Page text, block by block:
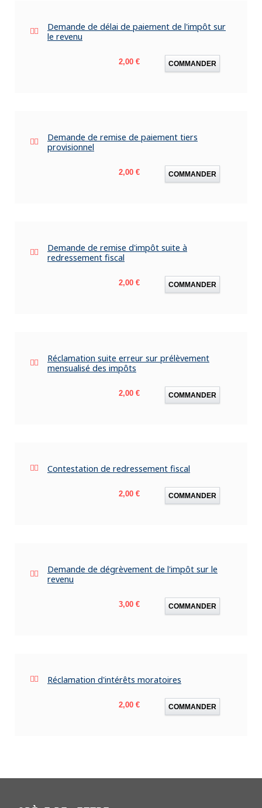
Demande de délai de paiement de l'impôt sur
le revenu
Prix
2,00 € COMMANDER
Demande de remise de paiement tiers
provisionnel
Prix
2,00 € COMMANDER
Demande de remise d'impôt suite à
redressement fiscal
Prix
2,00 € COMMANDER
Réclamation suite erreur sur prélèvement
mensualisé des impôts
Prix
2,00 € COMMANDER
Contestation de redressement fiscal
Prix
2,00 € COMMANDER
Demande de dégrèvement de l'impôt sur le
revenu
Prix
3,00 € COMMANDER
Réclamation d'intérêts moratoires
Prix
2,00 € COMMANDER